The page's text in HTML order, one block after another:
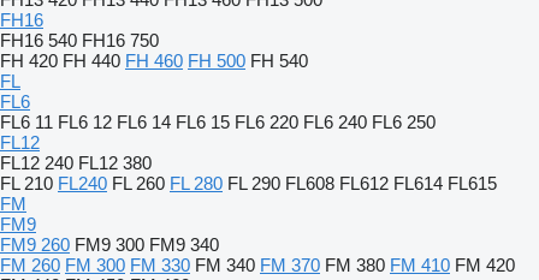
FH16
FH16 540 FH16 750
FH 420 FH 440 FH 460 FH 500 FH 540
FL
FL6
FL6 11 FL6 12 FL6 14 FL6 15 FL6 220 FL6 240 FL6 250
FL12
FL12 240 FL12 380
FL 210 FL240 FL 260 FL 280 FL 290 FL608 FL612 FL614 FL615
FM
FM9
FM9 260 FM9 300 FM9 340
FM 260 FM 300 FM 330 FM 340 FM 370 FM 380 FM 410 FM 420